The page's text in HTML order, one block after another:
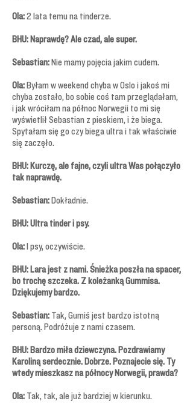
Ola:2 lata temu na tinderze.
BHU: Naprawdę? Ale czad, ale super.
Sebastian:Nie mamy pojęcia jakim cudem.
Ola:Byłam w weekend chyba w Oslo i jakoś mi
chyba zostało, bo sobie coś tam przeglądałam,
i jak wróciłam na północ Norwegii to mi się
wyświetlił Sebastian z pieskiem, i że biega.
Spytałam się go czy biega ultra i tak właściwie
się zaczęło.
BHU: Kurczę, ale fajne, czyli ultra Was połączyło
tak naprawdę.
Sebastian:Dokładnie.
BHU: Ultra tinder i psy.
Ola:I psy, oczywiście.
BHU: Lara jest z nami. Śnieżka poszła na spacer,
bo trochę szczeka. Z koleżanką Gummisa.
Dziękujemy bardzo.
Sebastian: Tak, Gumiś jest bardzo istotną
personą. Podróżuje z nami czasem.
BHU: Bardzo miła dziewczyna. Pozdrawiamy
Karoliną serdecznie. Dobrze. Poznajecie się. Ty
wtedy mieszkasz na północy Norwegii, prawda?
Ola: Tak, tak, ale już bardziej w kierunku.